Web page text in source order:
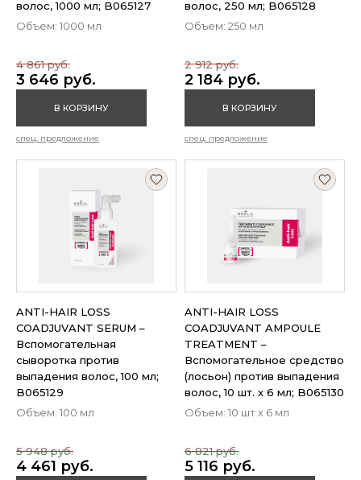
волос, 1000 мл; B065127
Объем: 1000 мл
3 646 руб.
4 861 руб.
В КОРЗИНУ
спец. предложение
волос, 250 мл; B065128
Объем: 250 мл
2 184 руб.
2 912 руб.
В КОРЗИНУ
спец. предложение
ANTI-HAIR LOSS
COADJUVANT SERUM –
Вспомогательная
сыворотка против
выпадения волос, 100 мл;
B065129
Объем: 100 мл
4 461 руб.
5 948 руб.
ANTI-HAIR LOSS
COADJUVANT AMPOULE
TREATMENT –
Вспомогательное средство
(лосьон) против выпадения
волос, 10 шт. х 6 мл; B065130
Объем: 10 шт х 6 мл
5 116 руб.
6 821 руб.